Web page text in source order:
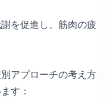
を促進し、筋肉の疲
アプローチの考え方
す：